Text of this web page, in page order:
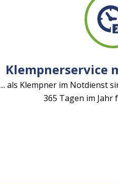
Klempnerservice
... als Klempner im Notdienst
365 Tagen im Jahr